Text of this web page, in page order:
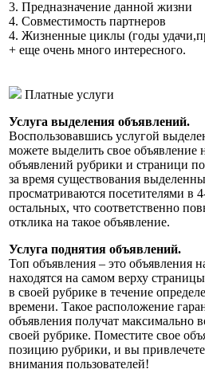
3. Предназначение данной жизни
4. Совместимость партнеров
4. Жизненные циклы (годы
+ еще очень много интересного.
Платные услуги
Услуга выделения объявлений.
Воспользовавшись услугой
можете выделить свое объявление
объявлений рубрики и страници
за время существования
просматриваются посетителями в
остальных, что соответственно
отклика на такое объявление.
Услуга поднятия объявлений.
Топ объявления – это объявления
находятся на самом верху
в своей рубрике в течение
времени. Такое расположение
объявления получат максимально
своей рубрике. Поместите свое
позицию рубрики, и вы
внимания пользователей!